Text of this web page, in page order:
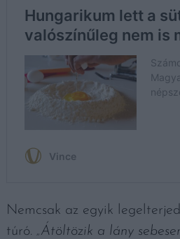
Nemcsak az egyik
túró. „Átöltözik a lány